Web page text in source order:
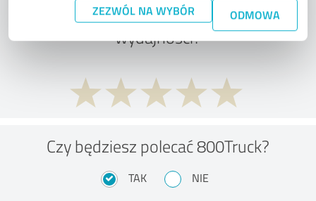
ZEZWÓL NA WYBÓR ODMOWA
Co sądzisz o stosunku ceny do
wydajności?
Czy będziesz polecać 800Truck?
TAK NIE